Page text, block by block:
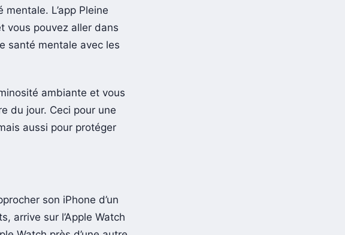
L’app Pleine
vous pouvez aller dans
santé mentale avec les
ambiante et vous
du jour. Ceci pour une
aussi pour protéger
son iPhone d’un
arrive sur l’Apple Watch